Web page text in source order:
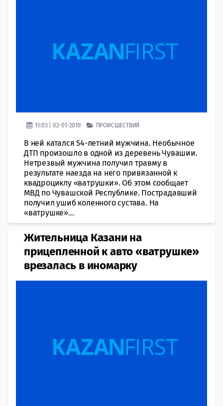
11:03 | 02-01-2019 ПРОИСШЕСТВИЯ
В ней катался 54-летний мужчина. Необычное
ДТП произошло в одной из деревень Чувашии.
Нетрезвый мужчина получил травму в
результате наезда на него привязанной к
квадроциклу «ватрушки». Об этом сообщает
МВД по Чувашской Республике. Пострадавший
получил ушиб коленного сустава. На
«ватрушке»...
Жительница Казани на
прицепленной к авто «ватрушке»
врезалась в иномарку